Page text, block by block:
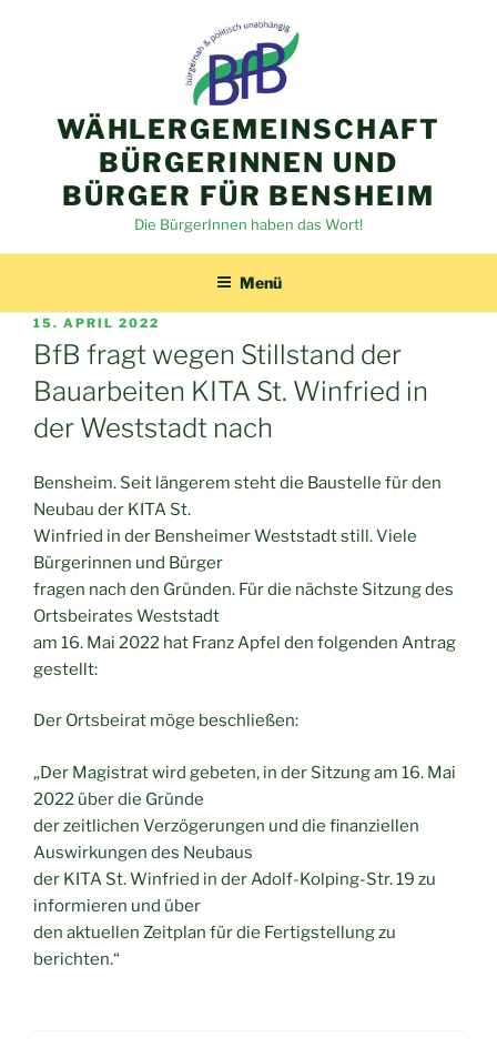
WÄHLERGEMEINSCHAFT
BÜRGERINNEN UND
BÜRGER FÜR BENSHEIM
Die BürgerInnen haben das Wort!
Menü
VERÖFFENTLICHT
AM
15. APRIL 2022
BfB fragt wegen Stillstand der
Bauarbeiten KITA St. Winfried in
der Weststadt nach
Bensheim. Seit längerem steht die Baustelle für den
Neubau der KITA St.
Winfried in der Bensheimer Weststadt still. Viele
Bürgerinnen und Bürger
fragen nach den Gründen. Für die nächste Sitzung des
Ortsbeirates Weststadt
am 16. Mai 2022 hat Franz Apfel den folgenden Antrag
gestellt:
Der Ortsbeirat möge beschließen:
„Der Magistrat wird gebeten, in der Sitzung am 16. Mai
2022 über die Gründe
der zeitlichen Verzögerungen und die finanziellen
Auswirkungen des Neubaus
der KITA St. Winfried in der Adolf-Kolping-Str. 19 zu
informieren und über
den aktuellen Zeitplan für die Fertigstellung zu
berichten.“